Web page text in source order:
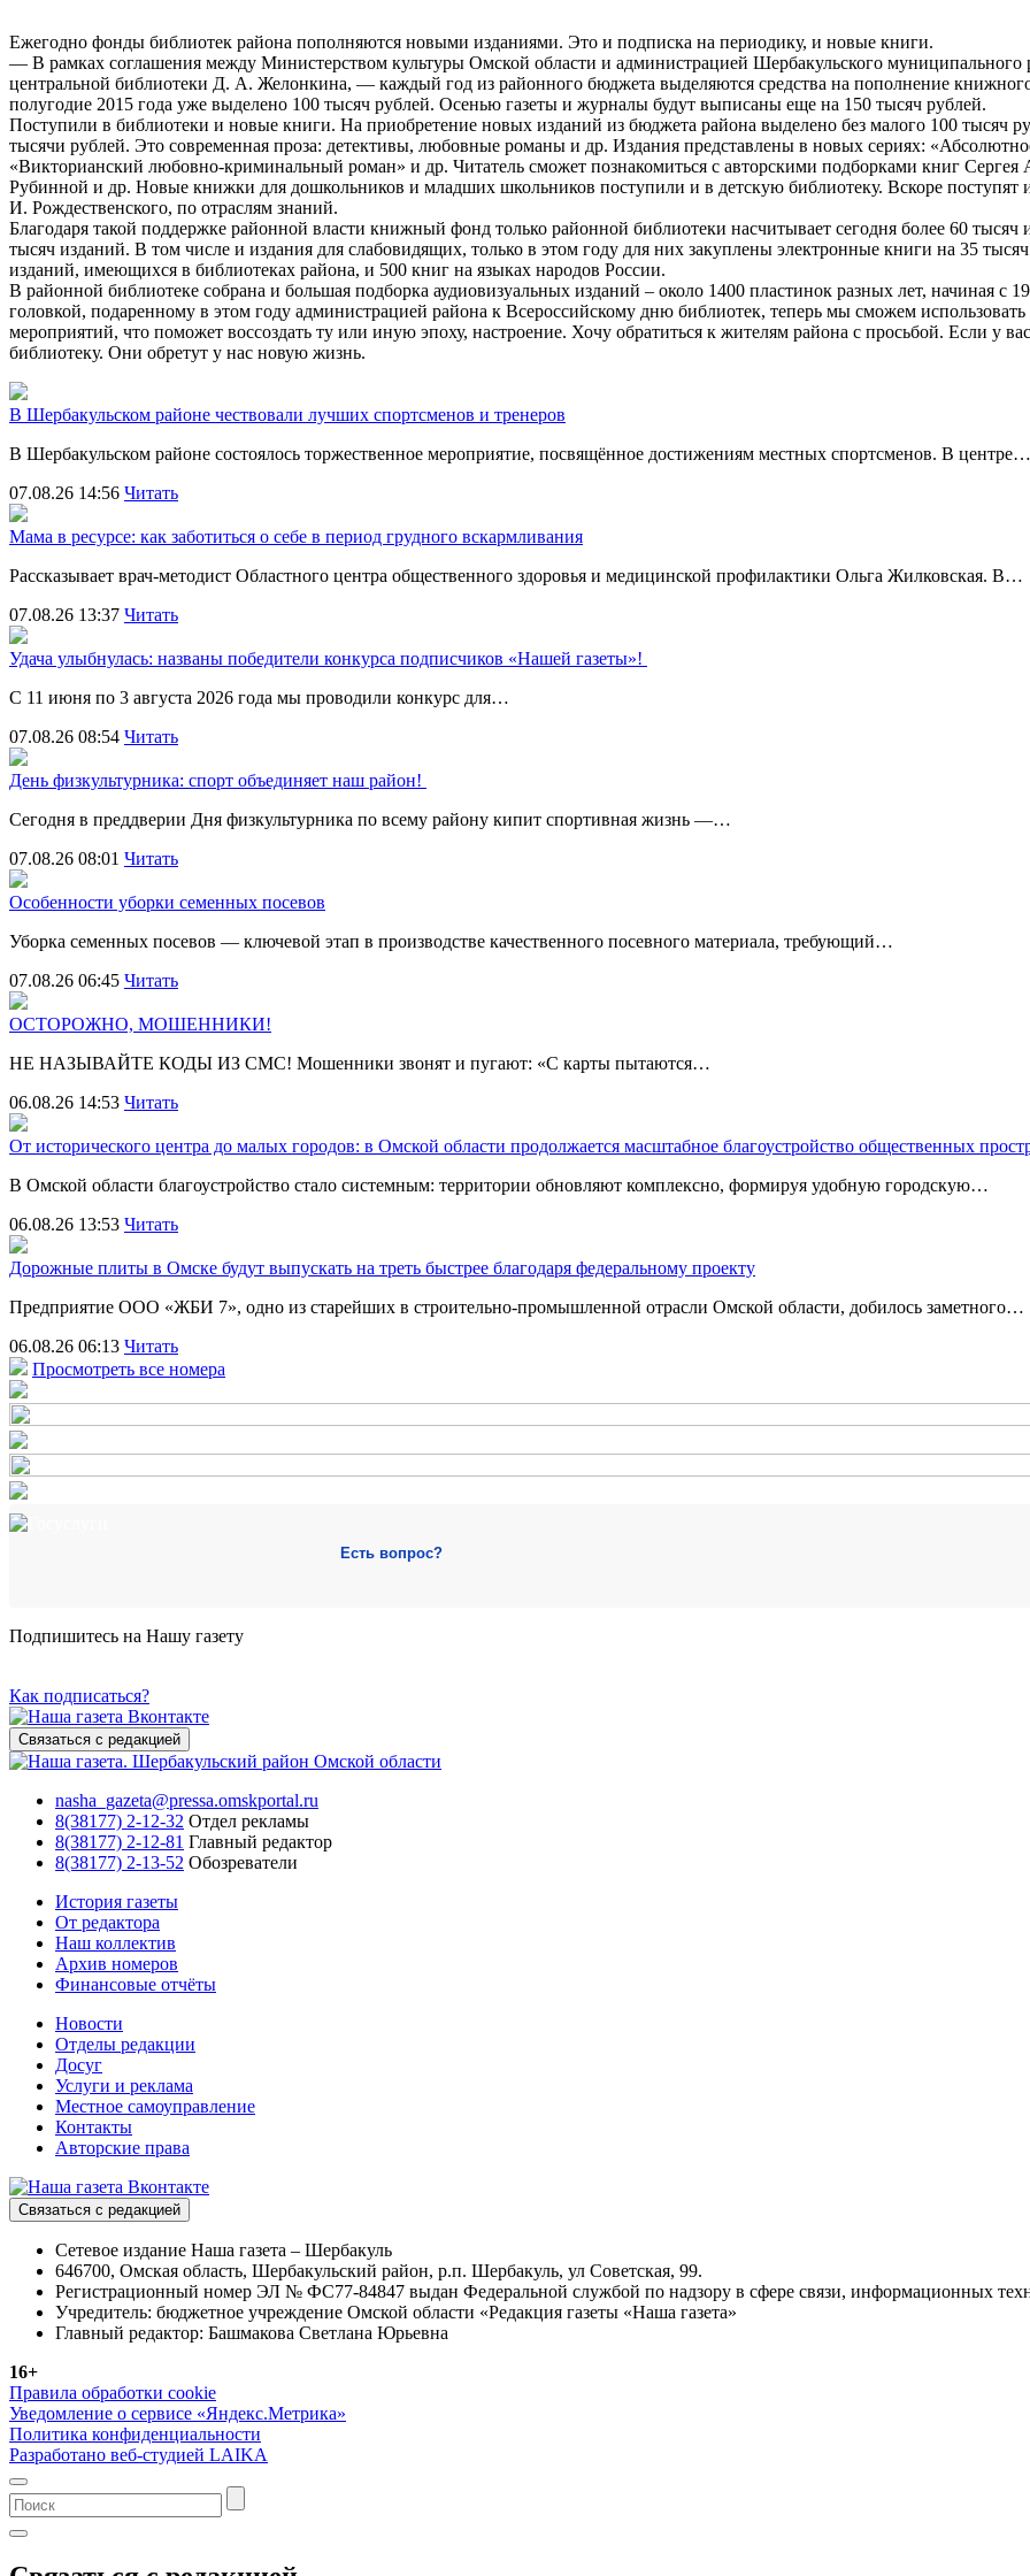
Ежегодно фонды библиотек района пополняются новыми изданиями. Это и подписка на периодику, и новые книги.
— В рамках соглашения между Министерством культуры Омской области и администрацией Шербакульского муниципального
центральной библиотеки Д. А. Желонкина, — каждый год из районного бюджета выделяются средства на пополнение
полугодие 2015 года уже выделено 100 тысяч рублей. Осенью газеты и журналы будут выписаны еще на 150 тысяч рублей.
Поступили в библиотеки и новые книги. На приобретение новых изданий из бюджета района выделено без малого 100 тысяч
тысячи рублей. Это современная проза: детективы, любовные романы и др. Издания представлены в новых сериях:
«Викторианский любовно-криминальный роман» и др. Читатель сможет познакомиться с авторскими подборками книг
Рубинной и др. Новые книжки для дошкольников и младших школьников поступили и в детскую библиотеку. Вскоре поступят
И. Рождественского, по отраслям знаний.
Благодаря такой поддержке районной власти книжный фонд только районной библиотеки насчитывает сегодня более 60 тысяч
тысяч изданий. В том числе и издания для слабовидящих, только в этом году для них закуплены электронные книги на 35
изданий, имеющихся в библиотеках района, и 500 книг на языках народов России.
В районной библиотеке собрана и большая подборка аудиовизуальных изданий – около 1400 пластинок разных лет, начиная с
головкой, подаренному в этом году администрацией района к Всероссийскому дню библиотек, теперь мы сможем
мероприятий, что поможет воссоздать ту или иную эпоху, настроение. Хочу обратиться к жителям района с просьбой. Если у
библиотеку. Они обретут у нас новую жизнь.
В Шербакульском районе чествовали лучших спортсменов и тренеров
В Шербакульском районе состоялось торжественное мероприятие, посвящённое достижениям местных спортсменов. В центре…
07.08.26 14:56 Читать
Мама в ресурсе: как заботиться о себе в период грудного вскармливания
Рассказывает врач-методист Областного центра общественного здоровья и медицинской профилактики Ольга Жилковская. В…
07.08.26 13:37 Читать
Удача улыбнулась: названы победители конкурса подписчиков «Нашей газеты»!
С 11 июня по 3 августа 2026 года мы проводили конкурс для…
07.08.26 08:54 Читать
День физкультурника: спорт объединяет наш район!
Сегодня в преддверии Дня физкультурника по всему району кипит спортивная жизнь —…
07.08.26 08:01 Читать
Особенности уборки семенных посевов
Уборка семенных посевов — ключевой этап в производстве качественного посевного материала, требующий…
07.08.26 06:45 Читать
ОСТОРОЖНО, МОШЕННИКИ!
НЕ НАЗЫВАЙТЕ КОДЫ ИЗ СМС! Мошенники звонят и пугают: «С карты пытаются…
06.08.26 14:53 Читать
От исторического центра до малых городов: в Омской области продолжается масштабное благоустройство общественных
В Омской области благоустройство стало системным: территории обновляют комплексно, формируя удобную городскую…
06.08.26 13:53 Читать
Дорожные плиты в Омске будут выпускать на треть быстрее благодаря федеральному проекту
Предприятие ООО «ЖБИ 7», одно из старейших в строительно‑промышленной отрасли Омской области, добилось заметного…
06.08.26 06:13 Читать
Просмотреть все номера
Есть вопрос?
Подпишитесь на Нашу газету
Как подписаться?
Связаться с редакцией
nasha_gazeta@pressa.omskportal.ru
8(38177) 2-12-32 Отдел рекламы
8(38177) 2-12-81 Главный редактор
8(38177) 2-13-52 Обозреватели
История газеты
От редактора
Наш коллектив
Архив номеров
Финансовые отчёты
Новости
Отделы редакции
Досуг
Услуги и реклама
Местное самоуправление
Контакты
Авторские права
Связаться с редакцией
Сетевое издание Наша газета – Шербакуль
646700, Омская область, Шербакульский район, р.п. Шербакуль, ул Советская, 99.
Регистрационный номер ЭЛ № ФС77-84847 выдан Федеральной службой по надзору в сфере связи, информационных
Учредитель: бюджетное учреждение Омской области «Редакция газеты «Наша газета»
Главный редактор: Башмакова Светлана Юрьевна
16+
Правила обработки cookie
Уведомление о сервисе «Яндекс.Метрика»
Политика конфиденциальности
Разработано веб-студией LAIKA